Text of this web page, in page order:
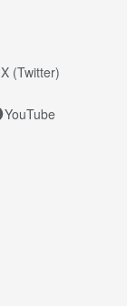
X (Twitter)
YouTube